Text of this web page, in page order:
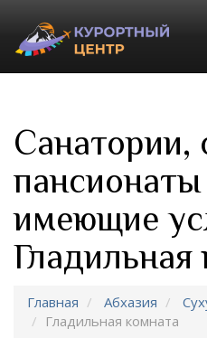
Санатории,
имеющие
Гладильная
Главная Абхазия
Гладильная комната